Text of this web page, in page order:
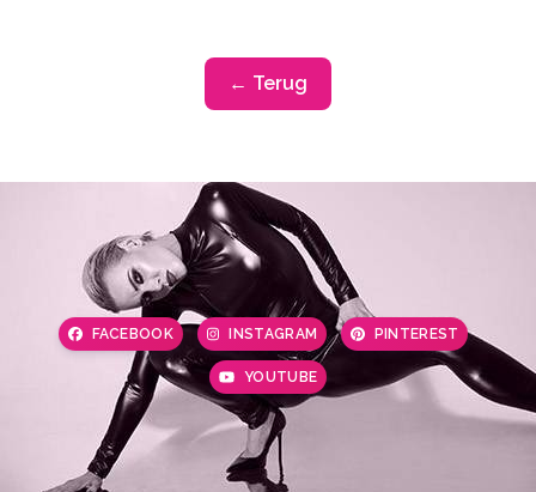
← Terug
FACEBOOK INSTAGRAM PINTEREST
YOUTUBE